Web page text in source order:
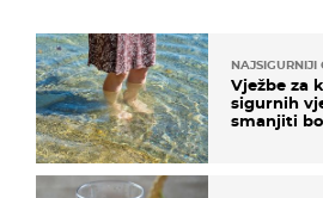
NAJSIGURNIJI
Vježbe za
sigurnih
smanjiti